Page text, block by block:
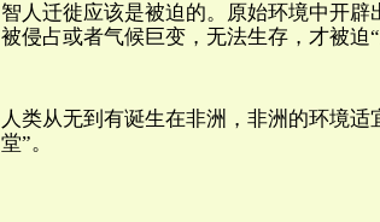
智人迁徙应该是被迫的。原始环境中开辟
被侵占或者气候巨变，无法生存，才被迫“
人类从无到有诞生在非洲，非洲的环境
堂”。